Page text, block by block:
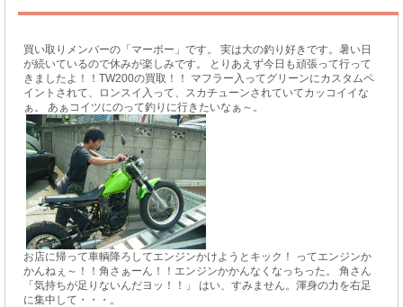
買い取りメンバーの「マーボー」です。 実は大の釣り好きです。暑い日
が続いているので休みが楽しみです。 とりあえず今日も頑張って行って
きましたよ！！TW200の買取！！ マフラー入ってグリーンにカスタムペ
イントされて、ロンスイ入って、スカチューンされていてカッコイイな
ぁ。 あぁコイツにのって釣りに行きたいなぁ～。
お店に帰って車輌降ろしてエンジンかけようとキック！ ってエンジンか
かんねぇ～！！角さぁーん！！エンジンかかんなくなっちった。 角さん
「気持ちが足りないんだヨッ！！」 はい、すみません。渾身の力を右足
に集中して・・・。